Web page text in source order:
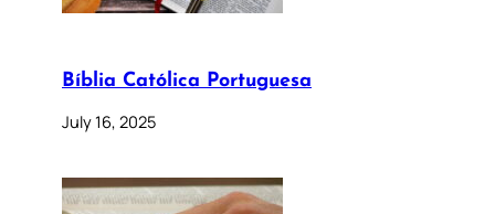
Bíblia Católica Portuguesa
July 16, 2025